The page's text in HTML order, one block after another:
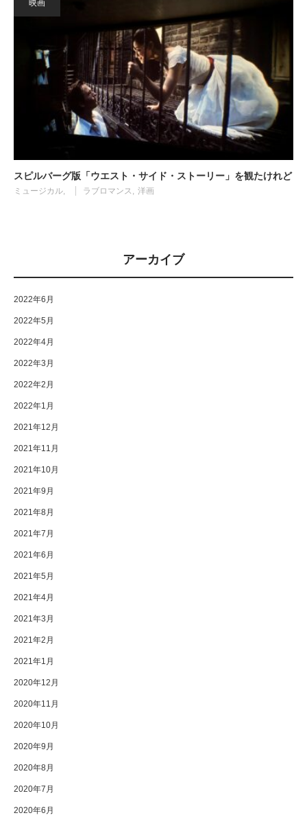
映画
スピルバーグ版「ウエスト・サイド・ストーリー」を観たけれど
ミュージカル ラブロマンス 洋画
アーカイブ
2022年6月
2022年5月
2022年4月
2022年3月
2022年2月
2022年1月
2021年12月
2021年11月
2021年10月
2021年9月
2021年8月
2021年7月
2021年6月
2021年5月
2021年4月
2021年3月
2021年2月
2021年1月
2020年12月
2020年11月
2020年10月
2020年9月
2020年8月
2020年7月
2020年6月